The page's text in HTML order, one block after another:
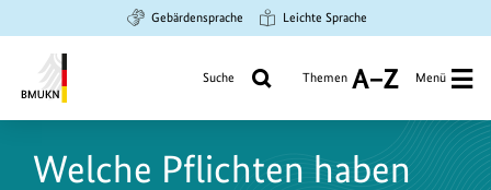
Hauptinhalt
springen
Suche
springen
Hauptnavigation
springen
Gebärdensprache Leichte Sprache
Umwelt,
Suche Themen
A
Z
Menü
Welche Pflichten haben